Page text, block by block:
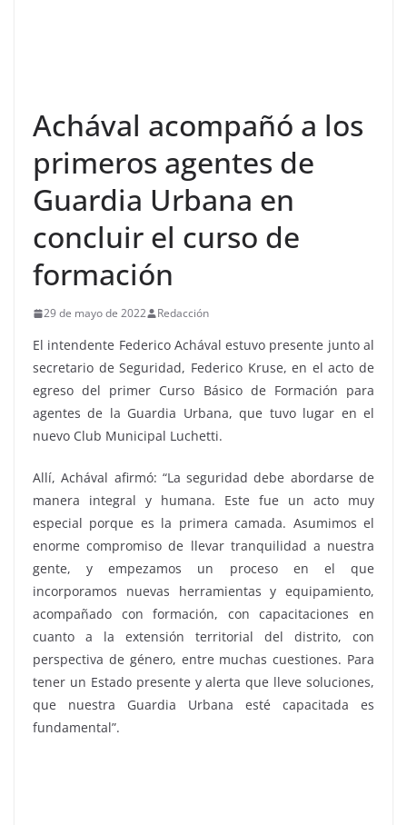
Achával acompañó a los
primeros agentes de
Guardia Urbana en
concluir el curso de
formación
29 de mayo de 2022 Redacción
El intendente Federico Achával estuvo presente junto al
secretario de Seguridad, Federico Kruse, en el acto de
egreso del primer Curso Básico de Formación para
agentes de la Guardia Urbana, que tuvo lugar en el
nuevo Club Municipal Luchetti.
Allí, Achával afirmó: “La seguridad debe abordarse de
manera integral y humana. Este fue un acto muy
especial porque es la primera camada. Asumimos el
enorme compromiso de llevar tranquilidad a nuestra
gente, y empezamos un proceso en el que
incorporamos nuevas herramientas y equipamiento,
acompañado con formación, con capacitaciones en
cuanto a la extensión territorial del distrito, con
perspectiva de género, entre muchas cuestiones. Para
tener un Estado presente y alerta que lleve soluciones,
que nuestra Guardia Urbana esté capacitada es
fundamental”.